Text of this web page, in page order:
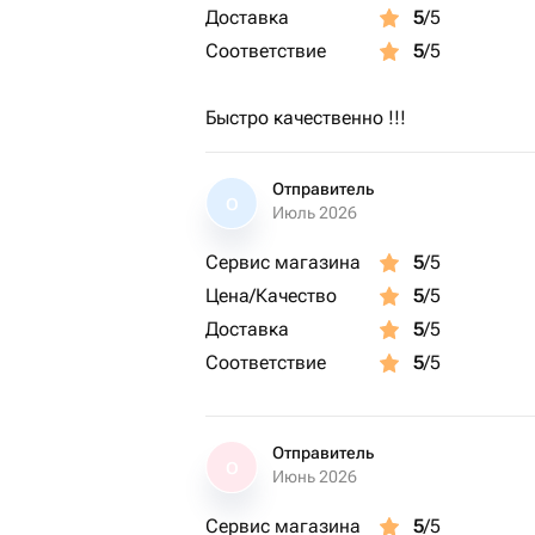
Доставка 5/5
Соответствие
5/5
Быстро качественно !!!
О
Отправитель
Июль 2026
Сервис магазина 5/5
Цена/Качество
5/5
Доставка
5/5
Соответствие
5/5
Отправитель
Июнь 2026
Сервис магазина 5/5